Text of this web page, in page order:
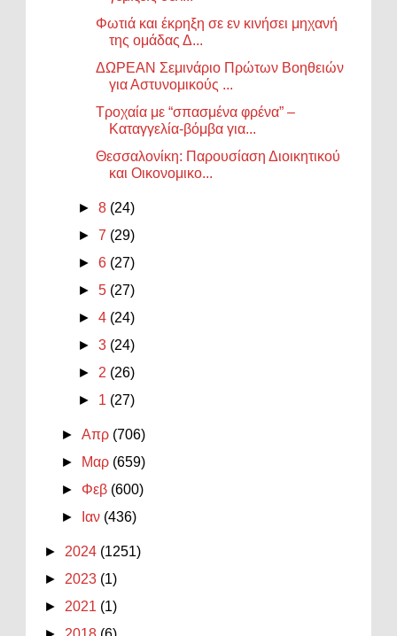
Φωτιά και έκρηξη σε εν κινήσει μηχανή
της ομάδας Δ...
ΔΩΡΕΑΝ Σεμινάριο Πρώτων Βοηθειών
για Αστυνομικούς ...
Τροχαία με “σπασμένα φρένα” –
Καταγγελία-βόμβα για...
Θεσσαλονίκη: Παρουσίαση Διοικητικού
και Οικονομικο...
►8 (24)
►7 (29)
►6 (27)
►5 (27)
►4 (24)
►3 (24)
► 2 (26)
► 1 (27)
►Απρ (706)
►
Μαρ (659)
► Φεβ (600)
►
Ιαν (436)
► 2024 (1251)
► 2023 (1)
► 2021 (1)